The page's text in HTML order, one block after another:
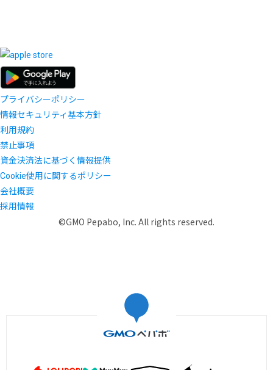
プライバシーポリシー
情報セキュリティ基本方針
利用規約
禁止事項
資金決済法に基づく情報提供
Cookie使用に関するポリシー
会社概要
採用情報
©GMO Pepabo, Inc. All rights reserved.